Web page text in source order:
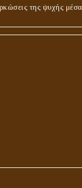
της ψυχής